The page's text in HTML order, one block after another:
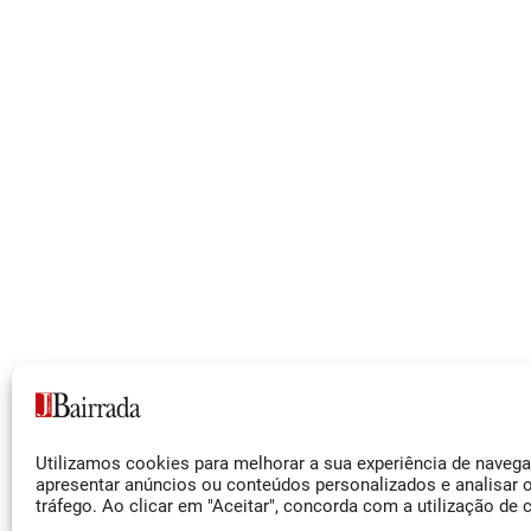
Utilizamos cookies para melhorar a sua experiência de
apresentar anúncios ou conteúdos personalizados e analisar
tráfego. Ao clicar em "Aceitar", concorda com a utilização de
Facebook
Instagram